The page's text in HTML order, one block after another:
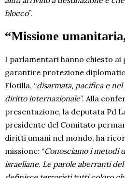
blocco”.
“Missione
I parlamentari hanno chiesto ai
garantire protezione
Flotilla, “disarmata, pacifica e
diritto internazionale”. Alla
presentazione, la deputata Pd
presidente del Comitato
diritti umani nel mondo, ha
missione: “Conosciamo i metodi
israeliane. Le parole aberranti